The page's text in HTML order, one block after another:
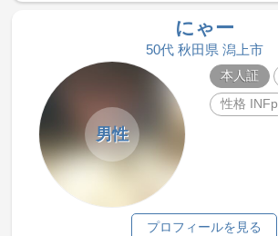
にゃー
50代 秋田県 潟上市
男性
本人証
性格 INFp
プロフィールを見る